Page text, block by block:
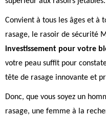
Convient à tous les âges et à
rasage, le rasoir de sécurité
investissement pour votre
votre peau suffit pour
tête de rasage innovante et
Donc, que vous soyez un
rasage, une femme à la